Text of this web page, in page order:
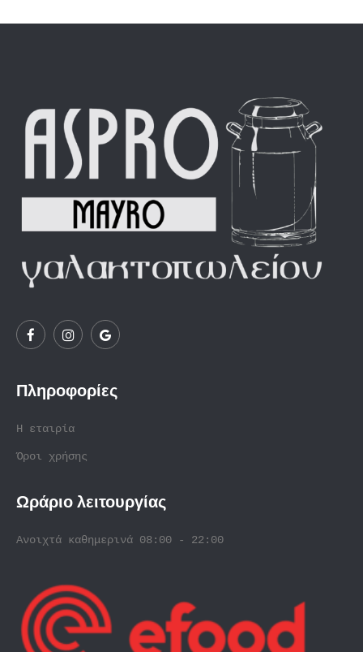
Πληροφορίες
Η εταιρία
Όροι χρήσης
Ωράριο λειτουργίας
Ανοιχτά καθημερινά 08:00 - 22:00